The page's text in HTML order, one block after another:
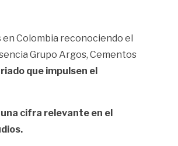
en Colombia reconociendo el
Grupo Argos, Cementos
que impulsen el
una cifra relevante en el